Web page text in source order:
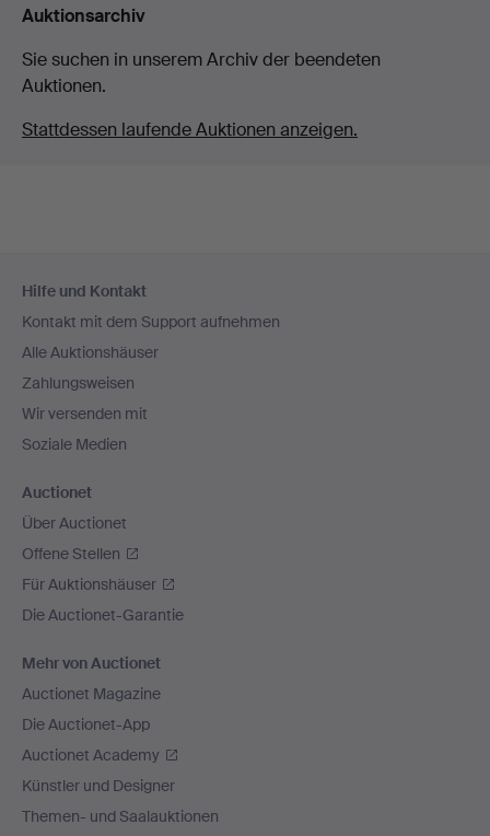
Auktionsarchiv
Sie suchen in unserem Archiv der beendeten
Auktionen.
Stattdessen laufende Auktionen anzeigen.
Navigation
Hilfe und Kontakt
Kontakt mit dem Support aufnehmen
Alle Auktionshäuser
Zahlungsweisen
Wir versenden mit
Soziale Medien
Auctionet
Über Auctionet
Offene Stellen
Für Auktionshäuser
Die Auctionet-Garantie
Mehr von Auctionet
Auctionet Magazine
Die Auctionet-App
Auctionet Academy
Künstler und Designer
Themen- und Saalauktionen